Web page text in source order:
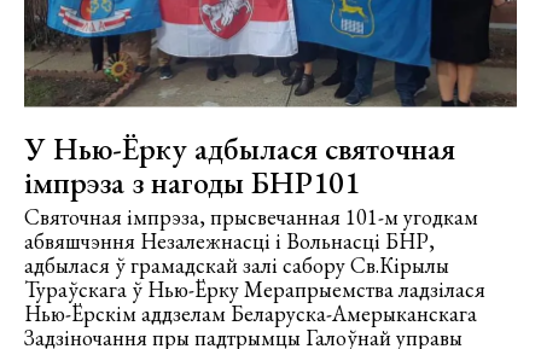
У Нью-Ёрку адбылася святочная
імпрэза з нагоды БНР101
Святочная імпрэза, прысвечанная 101-м угодкам
абвяшчэння Незалежнасці і Вольнасці БНР,
адбылася ў грамадскай залі сабору Св.Кірылы
Тураўскага ў Нью-Ёрку Мерапрыемства ладзілася
Нью-Ёрскім аддзелам Беларуска-Амерыканскага
Задзіночання пры падтрымцы Галоўнай управы